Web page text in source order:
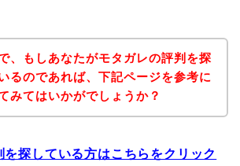
、もしあなたがモタガレの評判を探
るのであれば、下記ページを参考に
みてはいかがでしょうか？
を探している方はこちらをクリック